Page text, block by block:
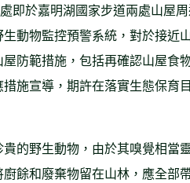
即於嘉明湖國家步道兩處山屋
動物監控預警系統，對於接近
防範措施，包括再確認山屋食
施宣導，期許在落實生態保育
的野生動物，由於其嗅覺相當
餘和廢棄物留在山林，應全部